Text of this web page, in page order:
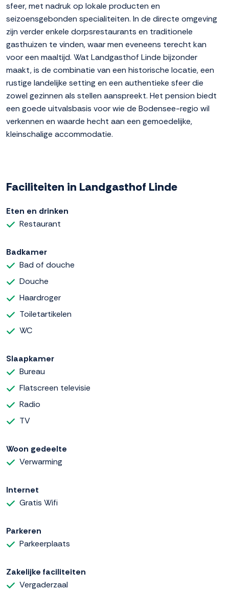
sfeer, met nadruk op lokale producten en
seizoensgebonden specialiteiten. In de directe omgeving
zijn verder enkele dorpsrestaurants en traditionele
gasthuizen te vinden, waar men eveneens terecht kan
voor een maaltijd. Wat Landgasthof Linde bijzonder
maakt, is de combinatie van een historische locatie, een
rustige landelijke setting en een authentieke sfeer die
zowel gezinnen als stellen aanspreekt. Het pension biedt
een goede uitvalsbasis voor wie de Bodensee-regio wil
verkennen en waarde hecht aan een gemoedelijke,
kleinschalige accommodatie.
Faciliteiten in Landgasthof Linde
Eten en drinken
Restaurant
Badkamer
Bad of douche
Douche
Haardroger
Toiletartikelen
WC
Slaapkamer
Bureau
Flatscreen televisie
Radio
TV
Woon gedeelte
Verwarming
Internet
Gratis Wifi
Parkeren
Parkeerplaats
Zakelijke faciliteiten
Vergaderzaal